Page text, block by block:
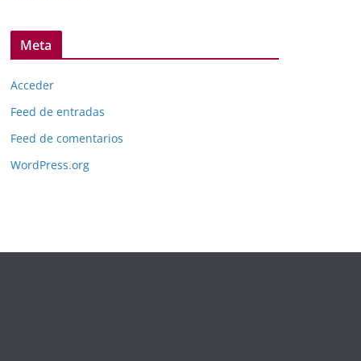
Meta
Acceder
Feed de entradas
Feed de comentarios
WordPress.org